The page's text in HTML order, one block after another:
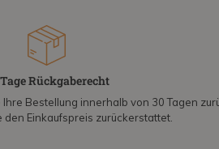
Rückgaberecht
Bestellung innerhalb von 30 Tagen
den Einkaufspreis zurückerstattet.